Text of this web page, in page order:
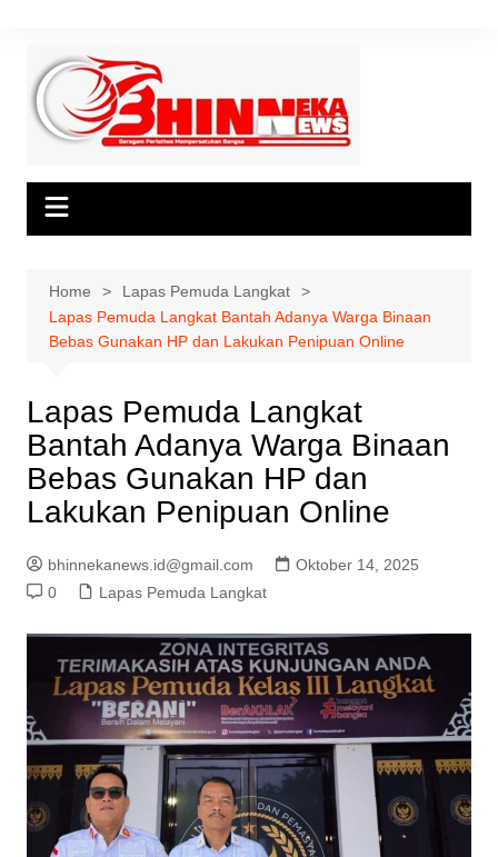
content
Home
Lapas Pemuda Langkat
Lapas Pemuda Langkat Bantah Adanya Warga Binaan
Bebas Gunakan HP dan Lakukan Penipuan Online
Lapas Pemuda Langkat
Bantah Adanya Warga Binaan
Bebas Gunakan HP dan
Lakukan Penipuan Online
bhinnekanews.id@gmail.com
Oktober 14, 2025
0
Lapas Pemuda Langkat